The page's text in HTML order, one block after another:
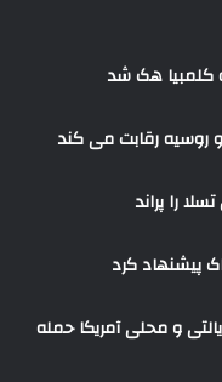
کلمبیا هک شد
و روسیه رقابت می کند
را پراند
پیشنهاد کرد
به ۹۰ دولت ایالتی و محلی آمریکا حمله